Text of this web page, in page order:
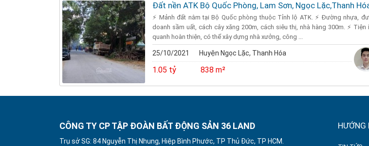
Đất nền ATK Bộ Quốc Phòng, Lam Sơn, Ngọc Lặc,Thanh
⚡ Mảnh đất nằm tại Bộ Quốc phòng thuộc Tỉnh lộ ATK. ⚡ Đường nhựa,
doanh sầm uất, cách cây xăng 200m, cách siêu thị, nhà hàng 300m. ⚡
quanh hoàn thiện, có thể xây dựng nhà xưởng, công ...
25/10/2021 Huyện Ngọc Lặc, Thanh Hóa
1.05 tỷ 838 m²
CÔNG TY CP TẬP ĐOÀN BẤT ĐỘNG SẢN 36 LAND
Trụ sở SG: 84 Nguyễn Thị Nhung, Hiệp Bình Phước, TP Thủ Đức, TP HCM.
HƯỚNG